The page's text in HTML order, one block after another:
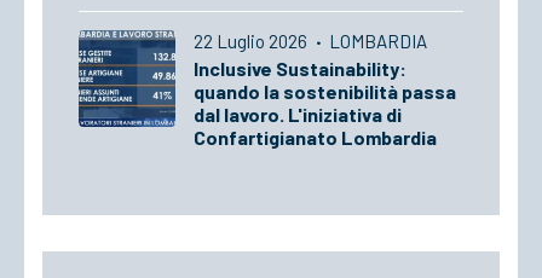
22 Luglio 2026 · LOMBARDIA
Inclusive Sustainability:
quando la sostenibilità passa
dal lavoro. L'iniziativa di
Confartigianato Lombardia